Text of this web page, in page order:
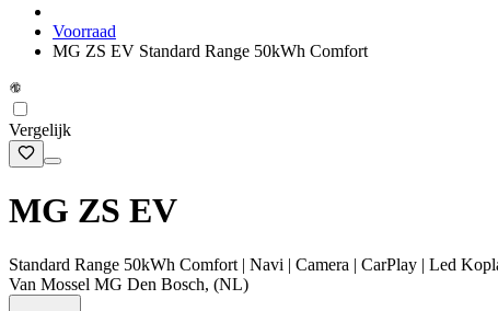
Voorraad
MG ZS EV Standard Range 50kWh Comfort
Vergelijk
MG ZS EV
Standard Range 50kWh Comfort | Navi | Camera | CarPlay | Led
Van Mossel MG Den Bosch, (NL)